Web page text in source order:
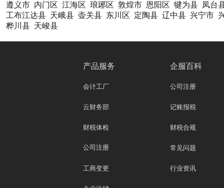
遵义市 内门区 江海区 琅琊区 敦煌市 恩阳区 犍为县 凤台
工布江达县 天峨县 壶关县 东川区 定陶县 辽中县 兴宁市
桦川县 天峻县
产品服务
会计工厂
云财务部
财税体检
公司注册
工商变更
企服百科
公司注册
记账报税
财税合规
常见问题
行业资讯